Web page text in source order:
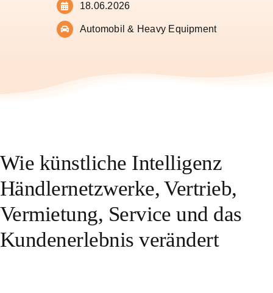
18.06.2026
Automobil & Heavy Equipment
Wie künstliche Intelligenz
Händlernetzwerke, Vertrieb,
Vermietung, Service und das
Kundenerlebnis verändert